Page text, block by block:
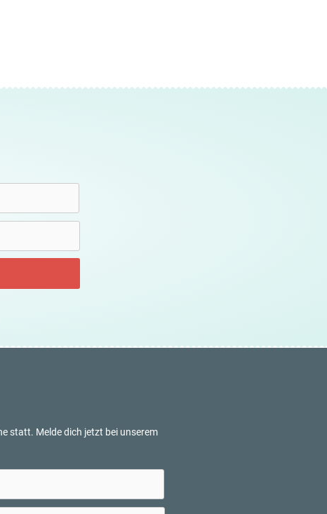
statt. Melde dich jetzt bei unserem